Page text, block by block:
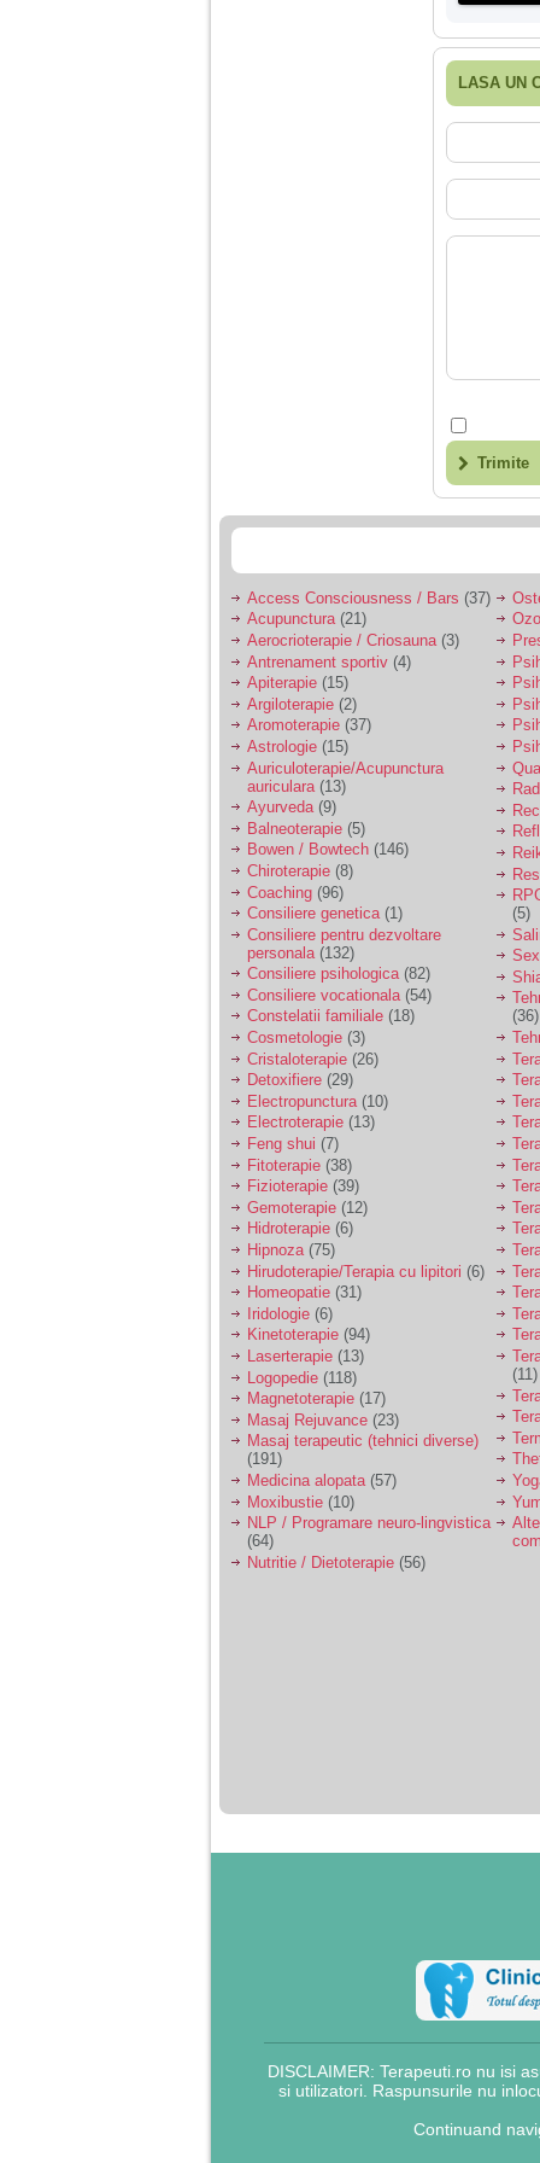
LASA UN
Trimite
Access Consciousness / Bars (37)
Acupunctura(21)
Aerocrioterapie / Criosauna (3)
Antrenament sportiv (4)
Apiterapie (15)
Argiloterapie (2)
Aromoterapie (37)
Astrologie (15)
Auriculoterapie/Acupunctura
auriculara (13)
Ayurveda(9)
Balneoterapie (5)
Bowen / Bowtech (146)
Chiroterapie (8)
Coaching (96)
Consiliere genetica(1)
Consiliere pentru dezvoltare
personala (132)
Consiliere psihologica(82)
Consiliere vocationala (54)
Constelatii familiale (18)
Cosmetologie (3)
Cristaloterapie (26)
Detoxifiere (29)
Electropunctura (10)
Electroterapie (13)
Feng shui (7)
Fitoterapie (38)
Fizioterapie (39)
Gemoterapie (12)
Hidroterapie (6)
Hipnoza(75)
Hirudoterapie/Terapia cu lipitori (6)
Homeopatie (31)
Iridologie (6)
Kinetoterapie (94)
Laserterapie (13)
Logopedie (118)
Magnetoterapie (17)
Masaj Rejuvance (23)
Masaj terapeutic (tehnici diverse)
(191)
Medicina alopata (57)
Moxibustie (10)
NLP / Programare neuro-lingvistica
(64)
Nutritie / Dietoterapie (56)
(5)
(36)
(11)
DISCLAIMER: Terapeuti.ro nu isi
si utilizatori. Raspunsurile nu
Continuand